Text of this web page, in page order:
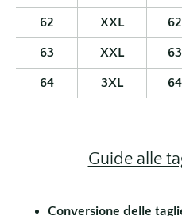
62 XXL 62
63 XXL 63
64 3XL 64
Guide alle
Conversione delle